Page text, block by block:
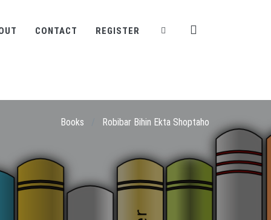
CONTACT REGISTER
Books Robibar Bihin Ekta Shoptaho